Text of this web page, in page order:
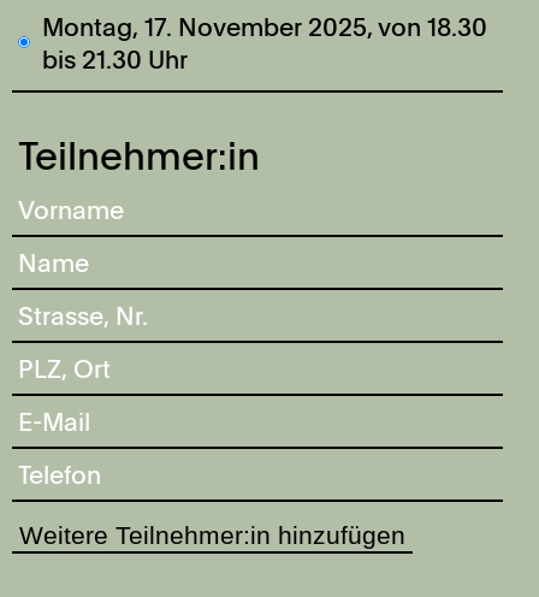
Montag, 17. November 2025, von 18.30
bis 21.30 Uhr
Teilnehmer:in
Weitere Teilnehmer:in hinzufügen